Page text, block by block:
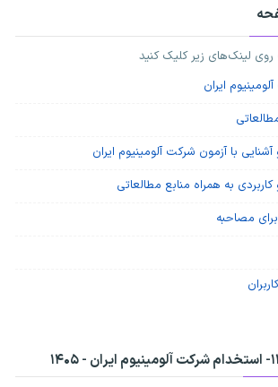
لینک‌های زیر کلیک کنید
ایران
با آزمون شرکت آلومینیوم ایران
به همراه منابع مطالعاتی
مصاحبه
استخدام شرکت آلومینیوم ایران - ۱۴۰۵